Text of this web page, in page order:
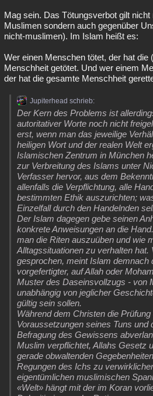
Mag sein. Das Tötungsverbot gilt nicht
Muslimen sondern auch gegenüber
nicht-muslimen). Im Islam heißt es:
Wer einen Menschen tötet, der hat die
Menschheit getötet. Und wer einem
der hat die gesamte Menschheit
Jupiterhead schrieb:
Der Kern des Problems ist
autoritativer Worte noch nicht
erst, wenn man das jeweilige
heiligen Wort und der realen Welt
Islamischen Zentrum in München
zur Verbreitung des Islams unter
Verfasser hervor, aus dem
allenfalls die Verpflichtung, alle
bestimmten Ethik auszurichten;
Einzelfall durch den Handelnden
Der Islam dagegen gebe seinen
konkrete Anweisungen an die
man die Riten auszuüben und wie
Alltagssituationen zu verhalten hat.
gesprochen, meint Islam demnach
vorgefertigter, auf Allah oder
Muster des Daseinsvollzugs - von
unabhängig von jeglicher
gültig sein sollen.
Während dem Christen die
Voraussetzungen seines Tuns und
Befragung des Gewissens
Muslim verpflichtet, Allahs Gesetz
gerade obwaltenden
Regungen des Ichs zu
eigentümlichen muslimischen
«Welt» hängt mit der im Koran